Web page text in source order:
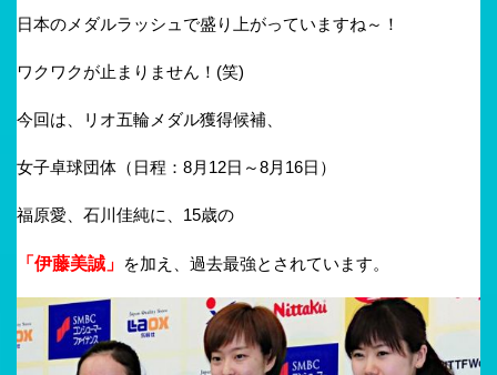
日本のメダルラッシュで盛り上がっていますね～！
ワクワクが止まりません！(笑)
今回は、リオ五輪メダル獲得候補、
女子卓球団体（日程：8月12日～8月16日）
福原愛、石川佳純に、15歳の
「伊藤美誠」 を加え、過去最強とされています。